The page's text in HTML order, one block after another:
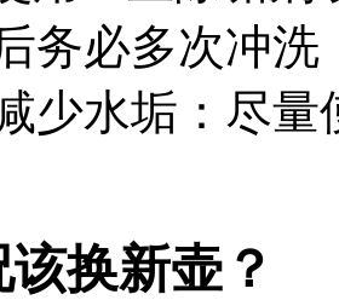
务必多次冲
少水垢：尽
换新壶？